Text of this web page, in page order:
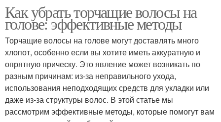
Как убрать торчащие волосы на
голове: эффективные методы
Торчащие волосы на голове могут доставлять много
хлопот, особенно если вы хотите иметь аккуратную и
опрятную прическу. Это явление может возникать по
разным причинам: из-за неправильного ухода,
использования неподходящих средств для укладки или
даже из-за структуры волос. В этой статье мы
рассмотрим эффективные методы, которые помогут вам